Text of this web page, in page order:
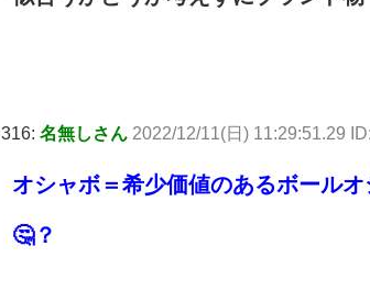
316: 名無しさん 2022/12/11(日) 11:29:51.29
オシャボ＝希少価値のあるボール
🤔？